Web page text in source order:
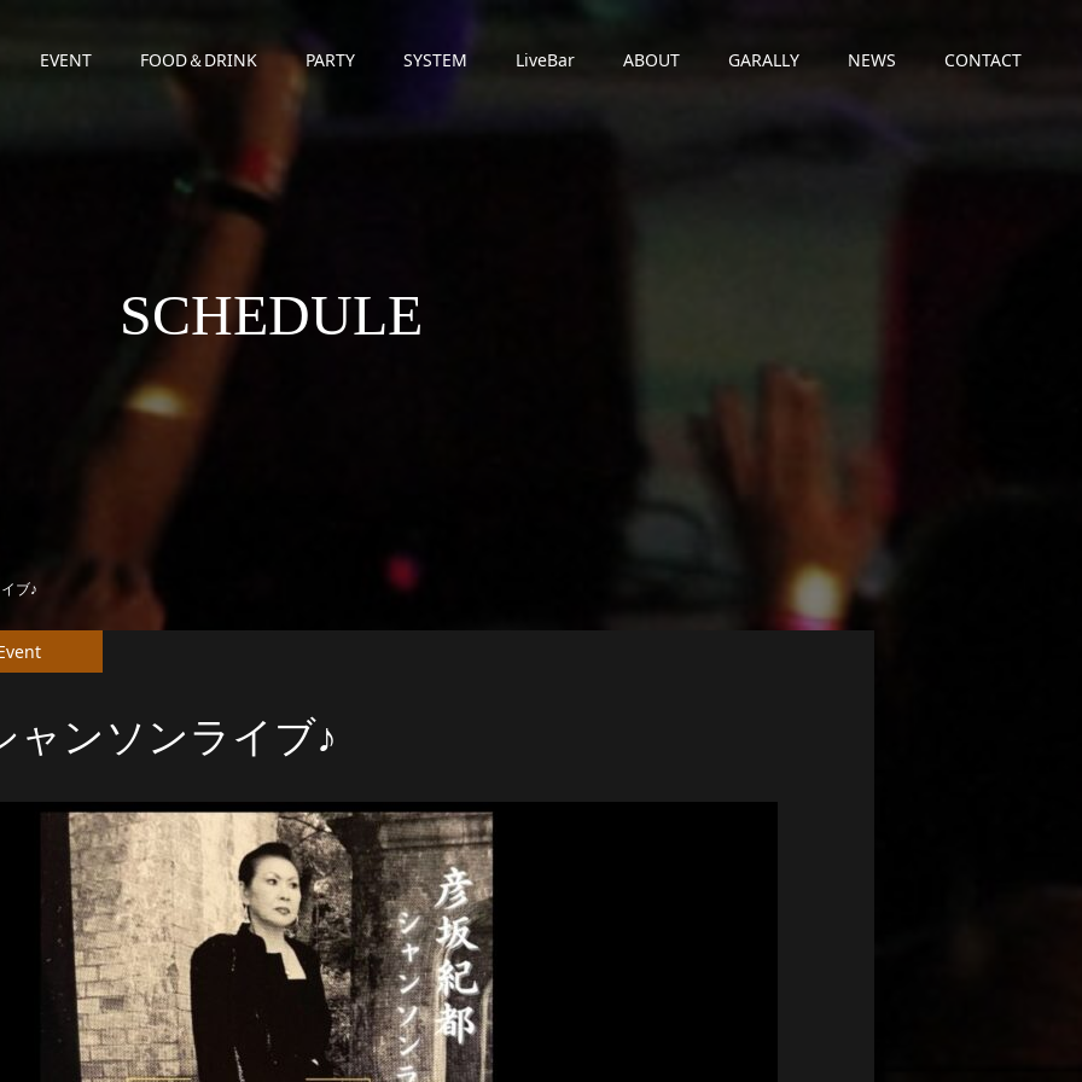
EVENT FOOD＆DRINK PARTY SYSTEM LiveBar ABOUT GARALLY NEWS CONTACT
SCHEDULE
ブ♪
ャンソンライブ♪